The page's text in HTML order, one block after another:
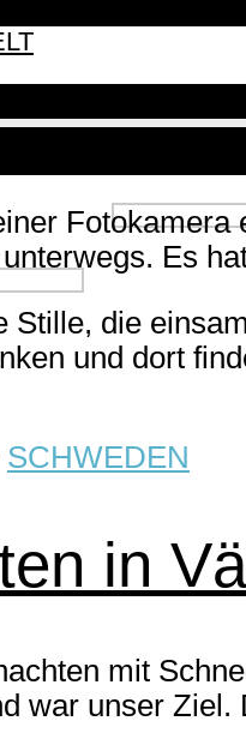
Es
Stille, die
und dort
SCHWEDEN
in
mit
war unser